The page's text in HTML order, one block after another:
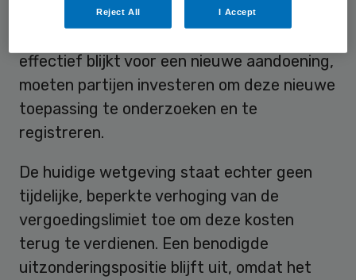
vergoedingssysteem voor geneesmiddelen.
effectief blijkt voor een nieuwe aandoening,
moeten partijen investeren om deze nieuwe
toepassing te onderzoeken en te
registreren.
De huidige wetgeving staat echter geen
tijdelijke, beperkte verhoging van de
vergoedingslimiet toe om deze kosten
terug te verdienen. Een benodigde
uitzonderingspositie blijft uit, omdat het
Reject All I Accept